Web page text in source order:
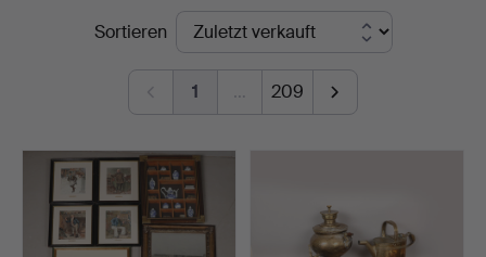
EndpreiseSortieren
1 … 209